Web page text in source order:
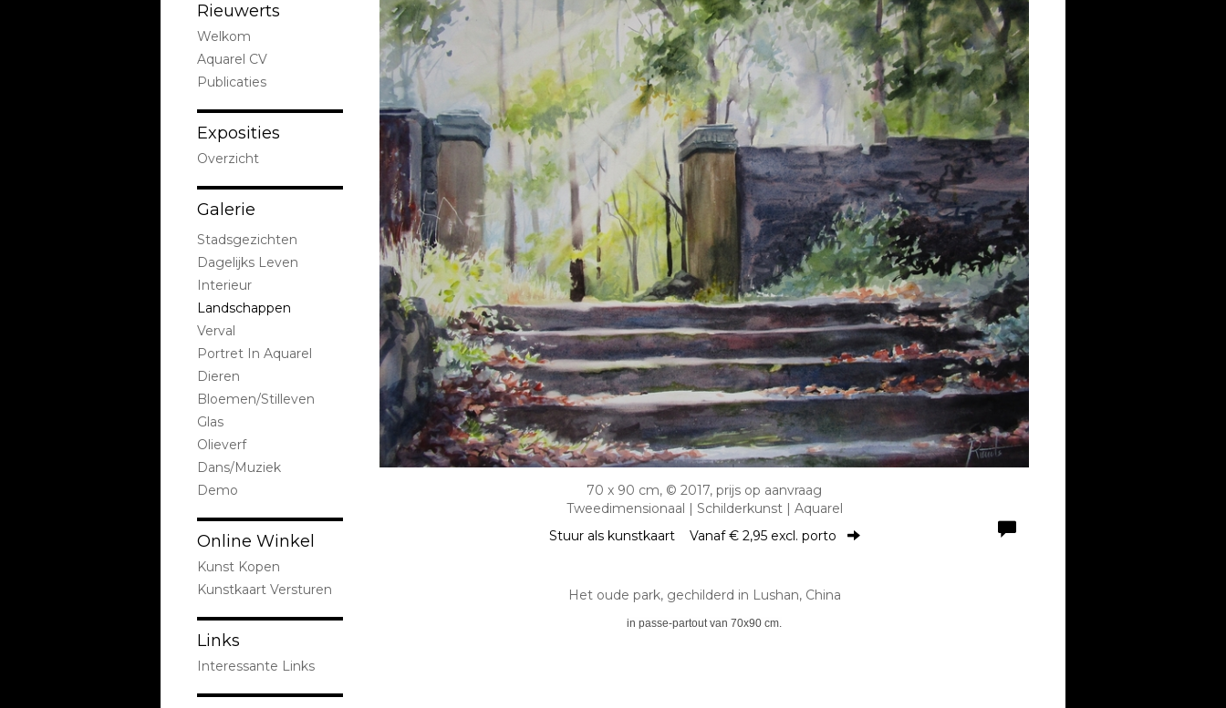
70 x 90 cm, © 2017, prijs op aanvraag
Tweedimensionaal | Schilderkunst | Aquarel
Stuur als kunstkaart Vanaf € 2,95 excl. porto
Het oude park, gechilderd in Lushan, China
in passe-partout van 70x90 cm.
Rieuwerts
Welkom
Aquarel CV
Publicaties
Exposities
Overzicht
Galerie
Stadsgezichten
Dagelijks Leven
Interieur
Landschappen
Verval
Portret In Aquarel
Dieren
Bloemen/stilleven
Glas
Olieverf
Dans/Muziek
Demo
Online Winkel
Kunst Kopen
Kunstkaart Versturen
Links
Interessante Links